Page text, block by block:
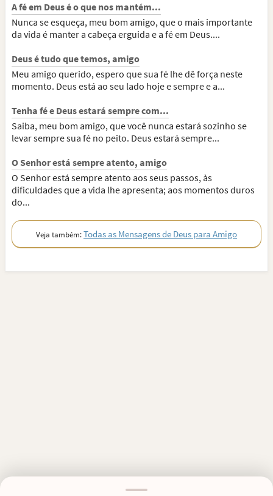
A fé em Deus é o que nos mantém...
Nunca se esqueça, meu bom amigo, que o mais importante
da vida é manter a cabeça erguida e a fé em Deus....
Deus é tudo que temos, amigo
Meu amigo querido, espero que sua fé lhe dê força neste
momento. Deus está ao seu lado hoje e sempre e a...
Tenha fé e Deus estará sempre com...
Saiba, meu bom amigo, que você nunca estará sozinho se
levar sempre sua fé no peito. Deus estará sempre...
O Senhor está sempre atento, amigo
O Senhor está sempre atento aos seus passos, às
dificuldades que a vida lhe apresenta; aos momentos duros
do...
Veja também:Todas as Mensagens de Deus para Amigo
MENSAGENS RELACIONADAS